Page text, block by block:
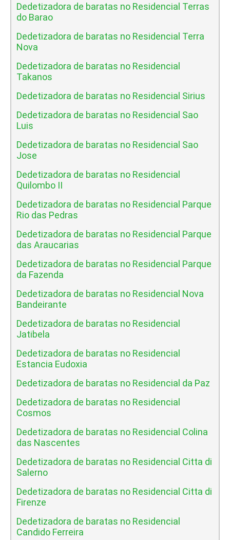
Dedetizadora de baratas no Residencial Terras
do Barao
Dedetizadora de baratas no Residencial Terra
Nova
Dedetizadora de baratas no Residencial
Takanos
Dedetizadora de baratas no Residencial Sirius
Dedetizadora de baratas no Residencial Sao
Luis
Dedetizadora de baratas no Residencial Sao
Jose
Dedetizadora de baratas no Residencial
Quilombo II
Dedetizadora de baratas no Residencial Parque
Rio das Pedras
Dedetizadora de baratas no Residencial Parque
das Araucarias
Dedetizadora de baratas no Residencial Parque
da Fazenda
Dedetizadora de baratas no Residencial Nova
Bandeirante
Dedetizadora de baratas no Residencial
Jatibela
Dedetizadora de baratas no Residencial
Estancia Eudoxia
Dedetizadora de baratas no Residencial da Paz
Dedetizadora de baratas no Residencial
Cosmos
Dedetizadora de baratas no Residencial Colina
das Nascentes
Dedetizadora de baratas no Residencial Citta di
Salerno
Dedetizadora de baratas no Residencial Citta di
Firenze
Dedetizadora de baratas no Residencial
Candido Ferreira